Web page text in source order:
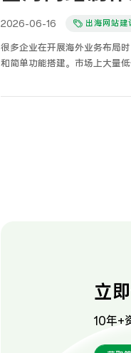
2026-06-16 出海网站建
很多企业在开展海外业务布局
和简单功能搭建。市场上大量
题。基于多年跨境网站搭建、
立
10年+